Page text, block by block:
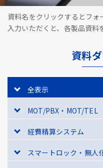
資料名をクリックするとフ
入力いただくと、各製品資料
資料
全表示
MOT/PBX・MOT/TEL
経費精算システム
スマートロック・無人